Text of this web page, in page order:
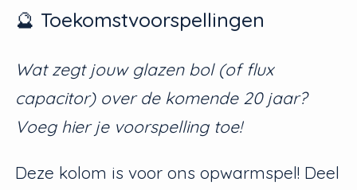
🔮 Toekomstvoorspellingen
Wat zegt jouw glazen bol (of flux
capacitor) over de komende 20 jaar?
Voeg hier je voorspelling toe!
Deze kolom is voor ons opwarmspel! Deel